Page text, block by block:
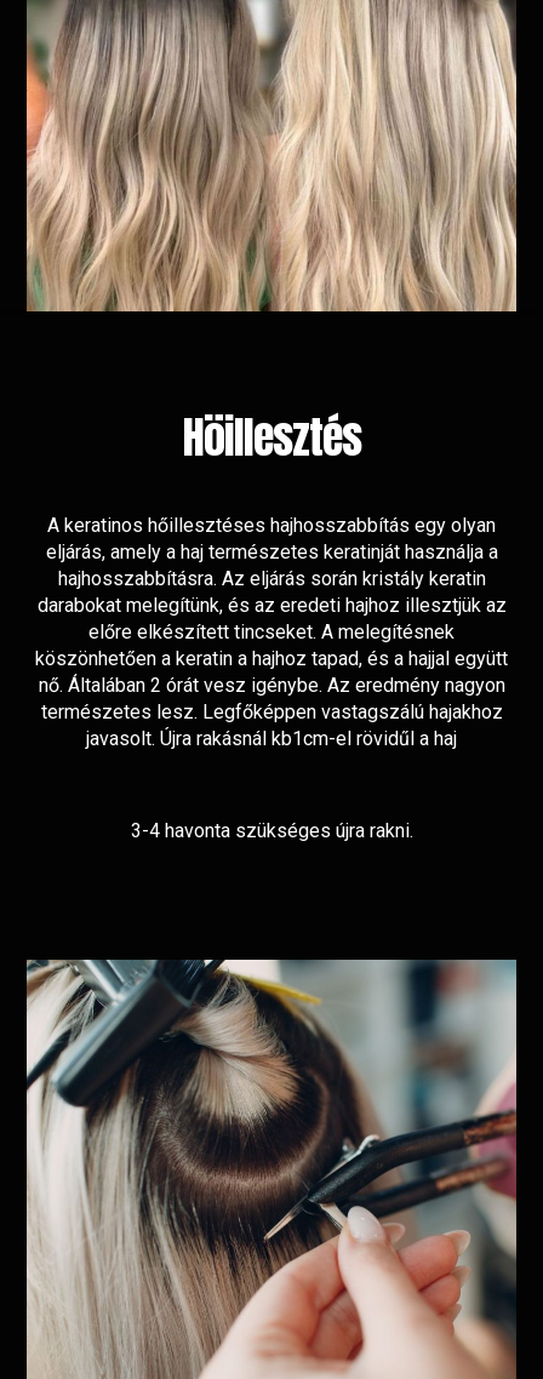
Höillesztés
A keratinos hőillesztéses hajhosszabbítás egy olyan
eljárás, amely a haj természetes keratinját használja a
hajhosszabbításra. Az eljárás során kristály keratin
darabokat melegítünk, és az eredeti hajhoz illesztjük az
előre elkészített tincseket. A melegítésnek
köszönhetően a keratin a hajhoz tapad, és a hajjal együtt
nő. Általában 2 órát vesz igénybe. Az eredmény nagyon
természetes lesz. Legfőképpen vastagszálú hajakhoz
javasolt. Újra rakásnál kb1cm-el rövidűl a haj
3-4 havonta szükséges újra rakni.